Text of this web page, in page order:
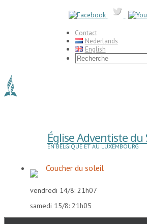
Contact
Nederlands
English
Search
for:
Église Adventiste du
EN BELGIQUE ET AU LUXEMBOURG
Coucher du soleil
vendredi 14/8: 21h07
samedi 15/8: 21h05